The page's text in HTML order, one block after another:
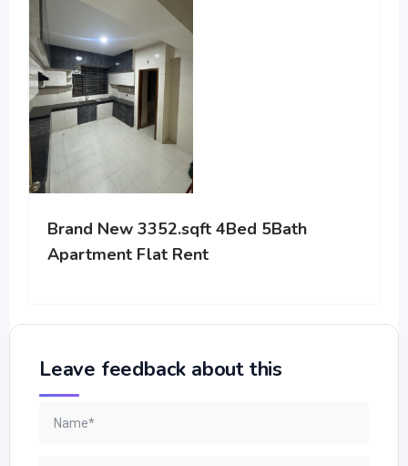
Brand New 3352.sqft 4Bed 5Bath
Apartment Flat Rent
Leave feedback about this